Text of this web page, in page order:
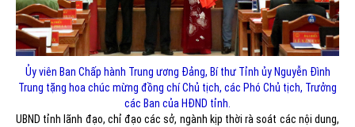
Ủy viên Ban Chấp hành Trung ương Đảng, Bí thư Tỉnh ủy Nguyễn Đình
Trung tặng hoa chúc mừng đồng chí Chủ tịch, các Phó Chủ tịch, Trưởng
các Ban của HĐND tỉnh.
UBND tỉnh lãnh đạo, chỉ đạo các sở, ngành kịp thời rà soát các nội dung,